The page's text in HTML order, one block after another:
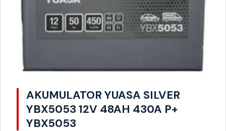
AKUMULATOR YUASA SILVER
YBX5053 12V 48AH 430A P+
YBX5053